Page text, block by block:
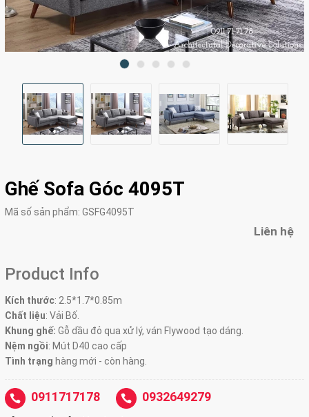
Ghế Sofa Góc 4095T
Mã số sản phẩm: GSFG4095T
Liên hệ
Product Info
Kích thước: 2.5*1.7*0.85m
Chất liệu: Vải Bố.
Khung ghế: Gỗ dầu đỏ qua xử lý, ván Flywood tạo dáng.
Nệm ngồi: Mút D40 cao cấp
Tình trạng hàng mới - còn hàng.
0911717178 0932649279